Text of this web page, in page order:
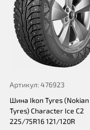
Артикул: 476923
Шина Ikon Tyres (Nokian
Tyres) Character Ice C2
225/75R16 121/120R